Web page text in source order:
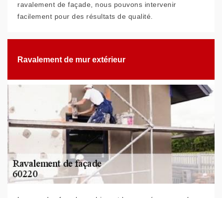
ravalement de façade, nous pouvons intervenir
facilement pour des résultats de qualité.
Ravalement de mur extérieur